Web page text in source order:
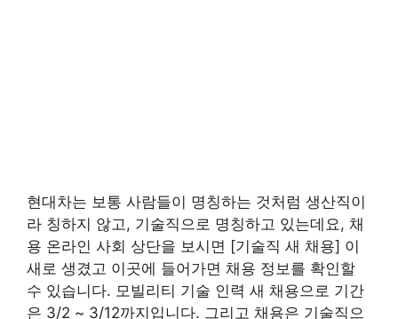
현대차는 보통 사람들이 명칭하는 것처럼 생산직이
라 칭하지 않고, 기술직으로 명칭하고 있는데요, 채
용 온라인 사회 상단을 보시면 [기술직 새 채용] 이
새로 생겼고 이곳에 들어가면 채용 정보를 확인할
수 있습니다. 모빌리티 기술 인력 새 채용으로 기간
은 3/2 ~ 3/12까지입니다. 그리고 채용은 기술직으